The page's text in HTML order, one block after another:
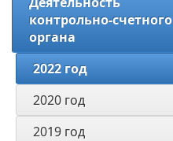
контрольно-счетного
органа
2022 год
2020 год
2019 год